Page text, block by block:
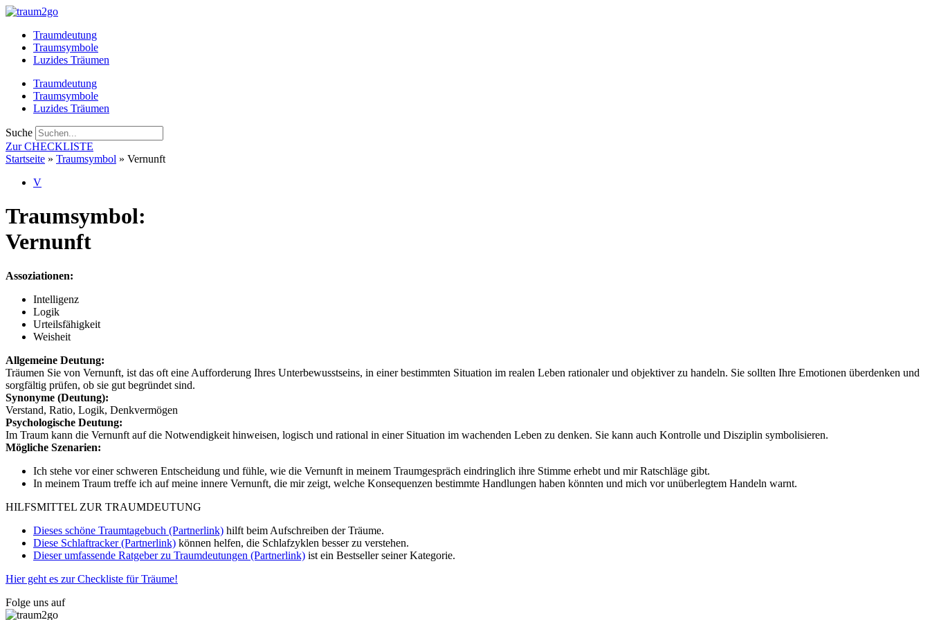
Zum
springenTraumdeutung
Traumsymbole
Luzides Träumen
Traumdeutung
Traumsymbole
Luzides Träumen
Suche
Zur CHECKLISTE
Startseite » Traumsymbol » Vernunft
V
Traumsymbol:
Vernunft
Assoziationen:
Intelligenz
Logik
Urteilsfähigkeit
Weisheit
Allgemeine Deutung:
Träumen Sie von Vernunft, ist das oft eine Aufforderung Ihres Unterbewusstseins, in einer bestimmten Situation im realen Leben rationaler und objektiver zu handeln. Sie sollten Ihre Emotionen überdenken und
sorgfältig prüfen, ob sie gut begründet sind.
Synonyme (Deutung):
Verstand, Ratio, Logik, Denkvermögen
Psychologische Deutung:
Im Traum kann die Vernunft auf die Notwendigkeit hinweisen, logisch und rational in einer Situation im wachenden Leben zu denken. Sie kann auch Kontrolle und Disziplin symbolisieren.
Mögliche Szenarien:
Ich stehe vor einer schweren Entscheidung und fühle, wie die Vernunft in meinem Traumgespräch eindringlich ihre Stimme erhebt und mir Ratschläge gibt.
In meinem Traum treffe ich auf meine innere Vernunft, die mir zeigt, welche Konsequenzen bestimmte Handlungen haben könnten und mich vor unüberlegtem Handeln warnt.
HILFSMITTEL ZUR TRAUMDEUTUNG
Dieses schöne Traumtagebuch (Partnerlink) hilft beim Aufschreiben der Träume.
Diese Schlaftracker (Partnerlink) können helfen, die Schlafzyklen besser zu verstehen.
Dieser umfassende Ratgeber zu Traumdeutungen (Partnerlink) ist ein Bestseller seiner Kategorie.
Hier geht es zur Checkliste für Träume!
Folge uns auf